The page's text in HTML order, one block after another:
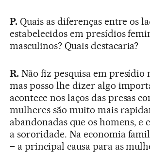
P. Quais as diferenças entre os
estabelecidos em presídios
masculinos? Quais destacaria?
R. Não fiz pesquisa em presídio
mas posso lhe dizer algo
acontece nos laços das presas
mulheres são muito mais
abandonadas que os homens, e
a sororidade. Na economia
– a principal causa para as